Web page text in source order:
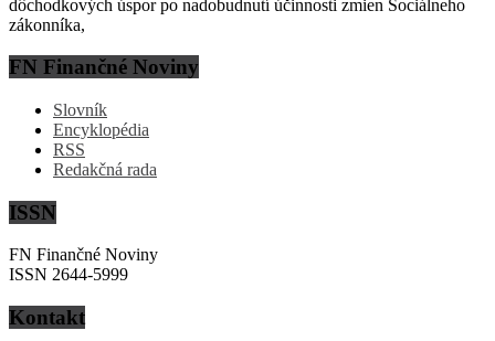
dôchodkových úspor po nadobudnutí účinnosti zmien Sociálneho
zákonníka,
FN Finančné Noviny
Slovník
Encyklopédia
RSS
Redakčná rada
ISSN
FN Finančné Noviny
ISSN 2644-5999
Kontakt